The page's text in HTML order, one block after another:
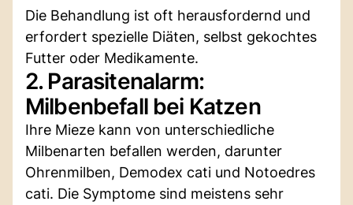
Die Behandlung ist oft herausfordernd und
erfordert spezielle Diäten, selbst gekochtes
Futter oder Medikamente.
2. Parasitenalarm:
Milbenbefall bei Katzen
Ihre Mieze kann von unterschiedliche
Milbenarten befallen werden, darunter
Ohrenmilben, Demodex cati und Notoedres
cati. Die Symptome sind meistens sehr